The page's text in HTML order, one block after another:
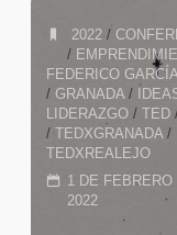
2022 /
/
FEDERICO
/GRANADA /
LIDERAZGO /TED
/TEDXGRANADA /
TEDXREALEJO
1 DE FEBRERO
2022